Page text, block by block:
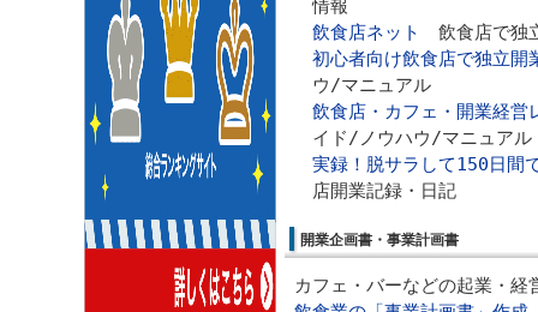
情報
飲食店ネット 飲食店で独
初心者向け飲食店で独立開
ウ/マニュアル
飲食店・カフェ・開業経営
イド/ノウハウ/マニュアル
実録！脱サラして150日間
店開業記録・日記
開業企画書・事業計画書
カフェ・バーなどの起業・経